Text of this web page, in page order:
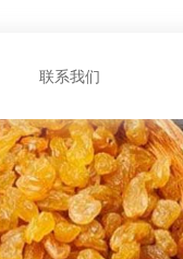
联系我们